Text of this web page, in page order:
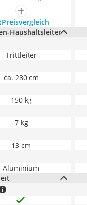
mehr anzeigen
Preis­vergleich
Haushaltsleiter
Trittleiter
ca. 280 cm
150 kg
7 kg
13 cm
Aluminium